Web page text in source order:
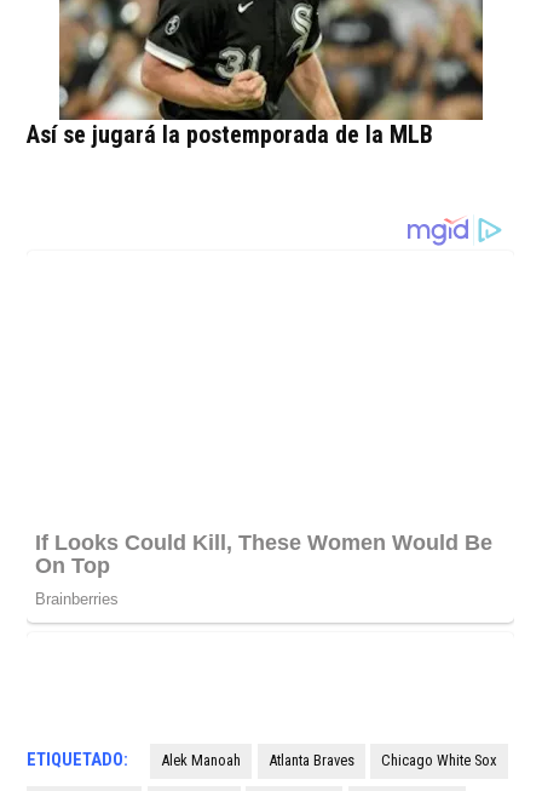
Así se jugará la postemporada de la MLB